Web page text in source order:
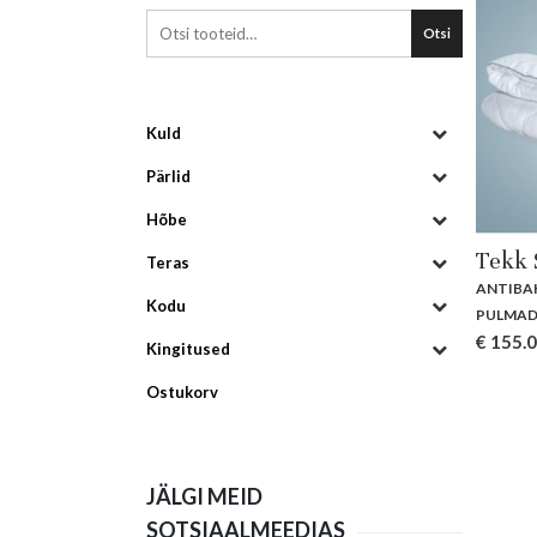
Tekk
PULMAD
€
Otsi
Kuld
Pärlid
Hõbe
Teras
Kodu
Kingitused
Ostukorv
JÄLGI MEID
SOTSIAALMEEDIAS